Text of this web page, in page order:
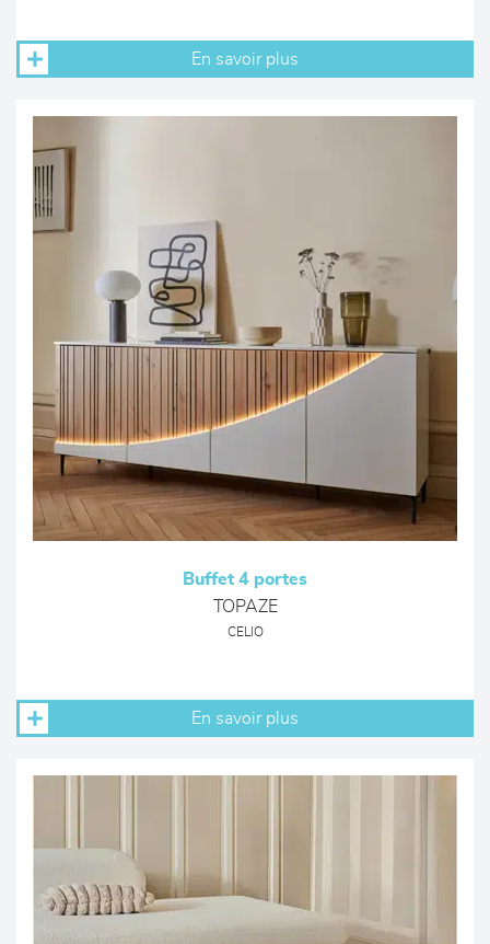
En savoir plus
Buffet 4 portes
TOPAZE
CELIO
En savoir plus